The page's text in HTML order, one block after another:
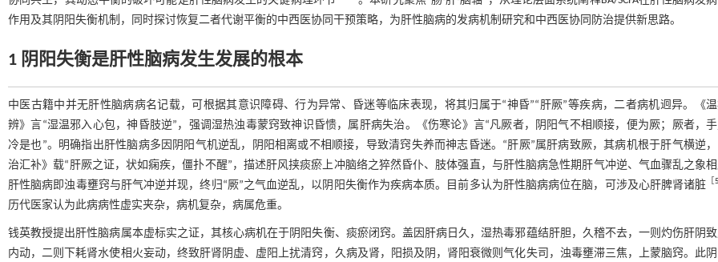
作用及其阴阳失衡机制，同时探讨恢复二者代谢平衡的中西医协同干预策略，为肝性脑病的发病机制研究和中西医协同防治提供新思路。
1 阴阳失衡是肝性脑病发生发展的根本
中医古籍中并无肝性脑病病名记载，可根据其意识障碍、行为异常、昏迷等临床表现，将其归属于“神昏”“肝厥”等疾病，二者病机迥异。《
辨》言“湿温邪入心包，神昏肢逆”，强调湿热浊毒蒙窍致神识昏愦，属肝病失治。《伤寒论》言“凡厥者，阴阳气不相顺接，便为厥；厥者，
冷是也”。明确指出肝性脑病多因阴阳气机逆乱，阴阳相离或不相顺接，导致清窍失养而神志昏迷。“肝厥”属肝病致厥，其病机根于肝气横逆
治汇补》载“肝厥之证，状如痫疾，僵扑不醒”，描述肝风挟痰瘀上冲脑络之猝然昏仆、肢体强直，与肝性脑病急性期肝气冲逆、气血骤乱之象相
肝性脑病即浊毒壅窍与肝气冲逆并现，终归“厥”之气血逆乱，以阴阳失衡作为疾病本质。目前多认为肝性脑病病位在脑，可涉及心肝脾肾诸脏 ［
历代医家认为此病病性虚实夹杂，病机复杂，病属危重。
钱英教授提出肝性脑病属本虚标实之证，其核心病机在于阴阳失衡、痰瘀闭窍。盖因肝病日久，湿热毒邪蕴结肝胆，久稽不去，一则灼伤肝阴
内动，二则下耗肾水使相火妄动，终致肝肾阴虚、虚阳上扰清窍，久病及肾，阳损及阴，肾阳衰微则气化失司，浊毒壅滞三焦，上蒙脑窍。此阴